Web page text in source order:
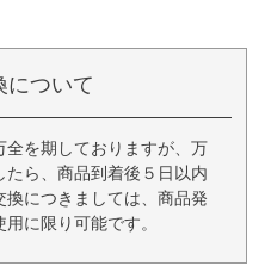
について
を期しておりますが、万
ら、商品到着後５日以内
につきましては、商品発
に限り可能です。